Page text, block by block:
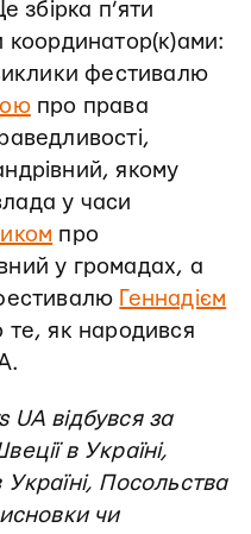
збірка п’яти
координатор(к)ами:
фестивалю
про права
якому
у часи
про
у громадах, а
Геннадієм
те, як народився
відбувся за
в Україні,
Посольства
чи